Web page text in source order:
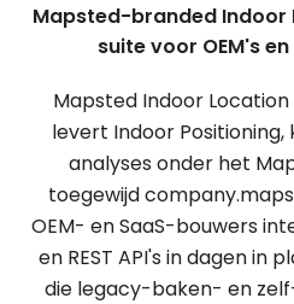
Mapsted-branded Indoor
suite voor OEM's
Mapsted Indoor
levert Indoor
analyses onder het
toegewijd
OEM- en SaaS-bouwers
en REST API's in dagen in
die legacy-baken- en